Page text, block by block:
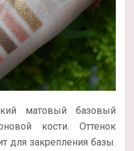
матовый базовый
кости. Оттенок
для закрепления базы.